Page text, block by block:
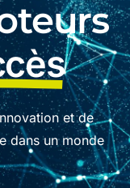
et de
dans un monde